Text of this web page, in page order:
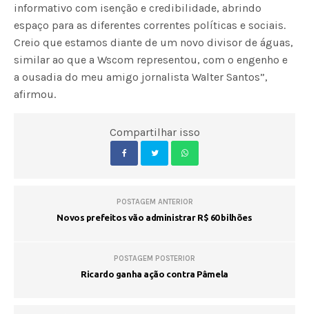
informativo com isenção e credibilidade, abrindo
espaço para as diferentes correntes políticas e sociais.
Creio que estamos diante de um novo divisor de águas,
similar ao que a Wscom representou, com o engenho e
a ousadia do meu amigo jornalista Walter Santos”,
afirmou.
Compartilhar isso
POSTAGEM ANTERIOR
Novos prefeitos vão administrar R$ 60 bilhões
POSTAGEM POSTERIOR
Ricardo ganha ação contra Pâmela